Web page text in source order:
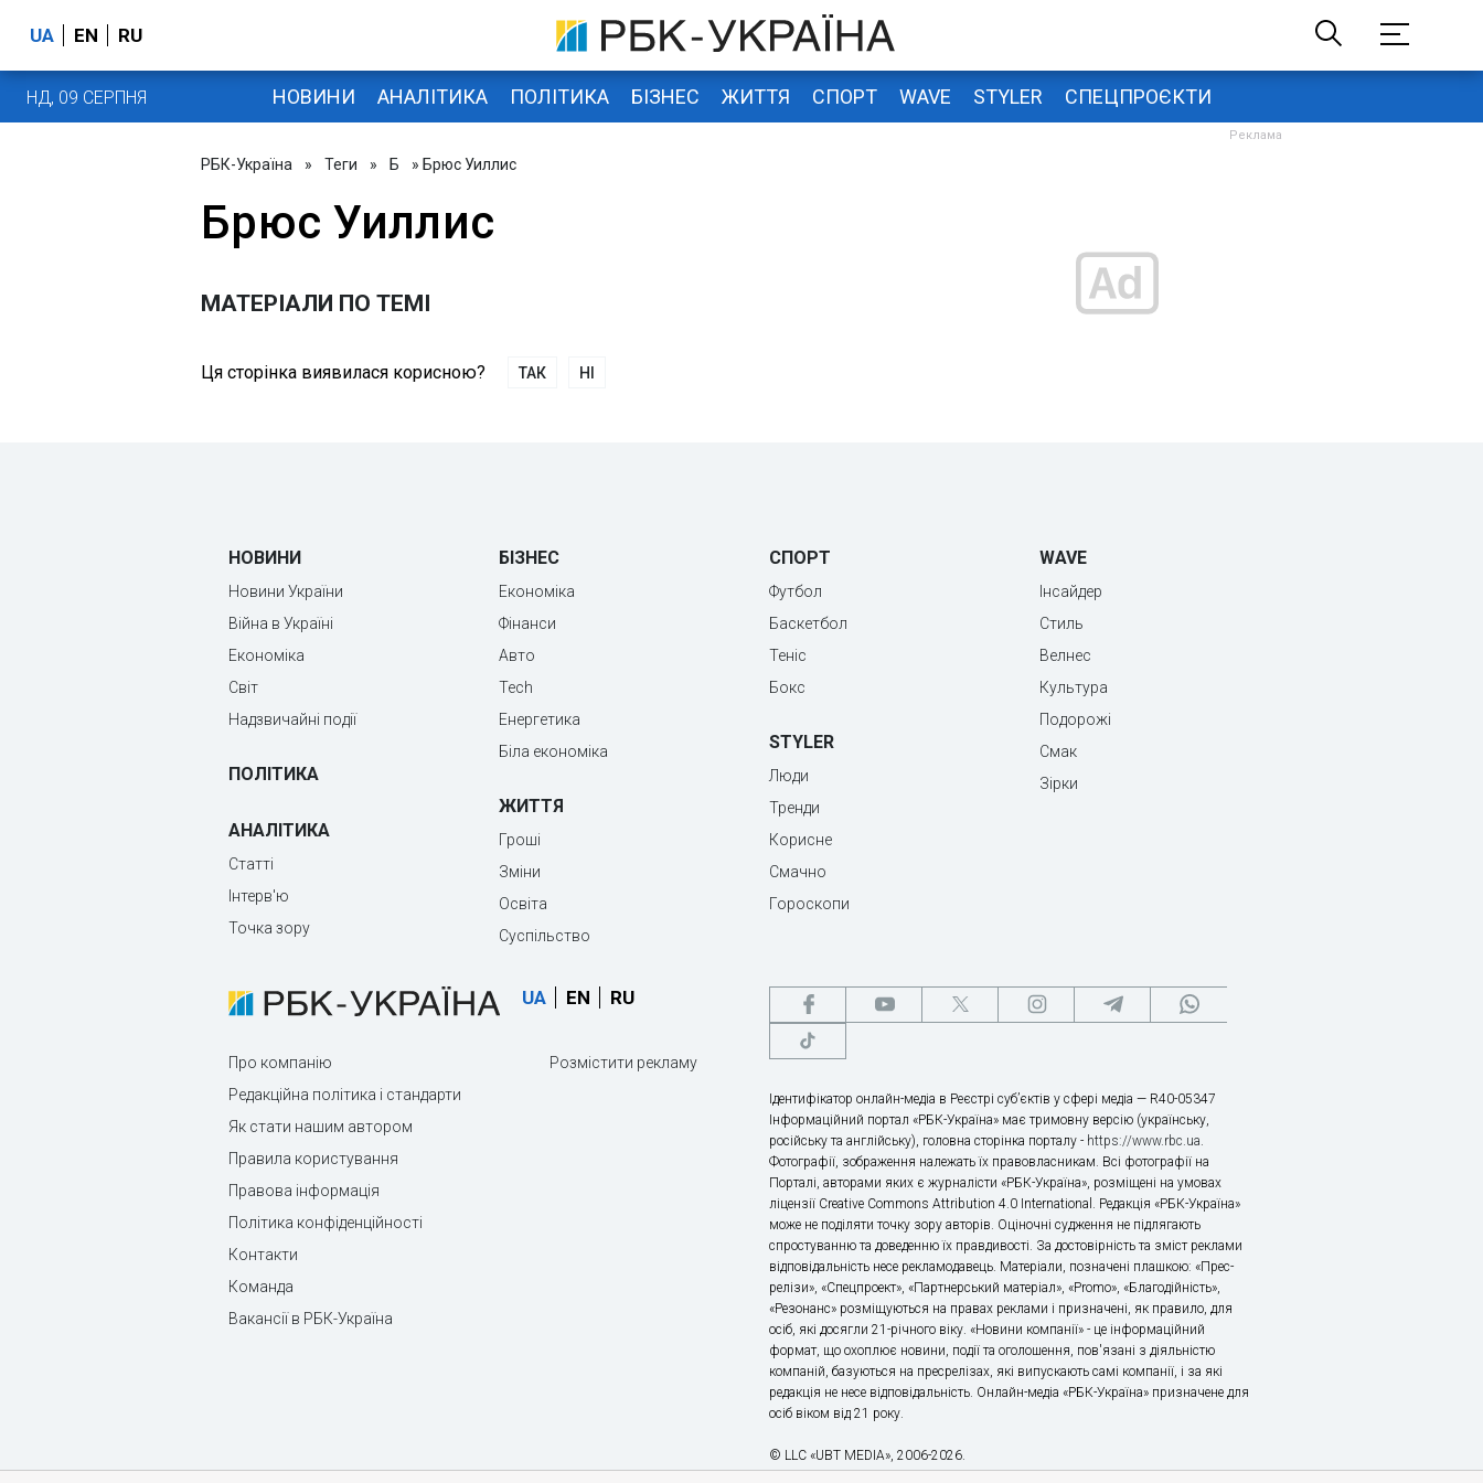
UA EN RU
НД, 09 СЕРПНЯ НОВИНИ АНАЛІТИКА ПОЛІТИКА БІЗНЕС ЖИТТЯ СПОРТ WAVE STYLER СПЕЦПРОЄКТИ
РБК-Україна » Теги » Б » Брюс Уиллис
Брюс Уиллис
МАТЕРІАЛИ ПО ТЕМІ
Ця сторінка виявилася корисною? ТАК НІ
НОВИНИ
Новини України
Війна в Україні
Економіка
Світ
Надзвичайні події
ПОЛІТИКА
АНАЛІТИКА
Статті
Інтерв'ю
Точка зору
БІЗНЕС
Економіка
Фінанси
Авто
Tech
Енергетика
Біла економіка
ЖИТТЯ
Гроші
Зміни
Освіта
Суспільство
СПОРТ
Футбол
Баскетбол
Теніс
Бокс
STYLER
Люди
Тренди
Корисне
Смачно
Гороскопи
WAVE
Інсайдер
Стиль
Велнес
Культура
Подорожі
Смак
Зірки
UA EN RU
Про компанію
Редакційна політика і стандарти
Як стати нашим автором
Правила користування
Правова інформація
Політика конфіденційності
Контакти
Команда
Вакансії в РБК-Україна
Розмістити рекламу
Ідентифікатор онлайн-медіа в Реєстрі суб’єктів у сфері медіа — R40-05347
Інформаційний портал «РБК-Україна» має тримовну версію (українську,
російську та англійську), головна сторінка порталу - https://www.rbc.ua.
Фотографії, зображення належать їх правовласникам. Всі фотографії на
Порталі, авторами яких є журналісти «РБК-Україна», розміщені на умовах
ліцензії Creative Commons Attribution 4.0 International. Редакція «РБК-Україна»
може не поділяти точку зору авторів. Оціночні судження не підлягають
спростуванню та доведенню їх правдивості. За достовірність та зміст реклами
відповідальність несе рекламодавець. Матеріали, позначені плашкою: «Прес-
релізи», «Спецпроект», «Партнерський матеріал», «Promo», «Благодійність»,
«Резонанс» розміщуються на правах реклами і призначені, як правило, для
осіб, які досягли 21-річного віку. «Новини компанії» - це інформаційний
формат, що охоплює новини, події та оголошення, пов'язані з діяльністю
компаній, базуються на пресрелізах, які випускають самі компанії, і за які
редакція не несе відповідальність. Онлайн-медіа «РБК-Україна» призначене для
осіб віком від 21 року.
© LLC «UBT MEDIA», 2006-2026.